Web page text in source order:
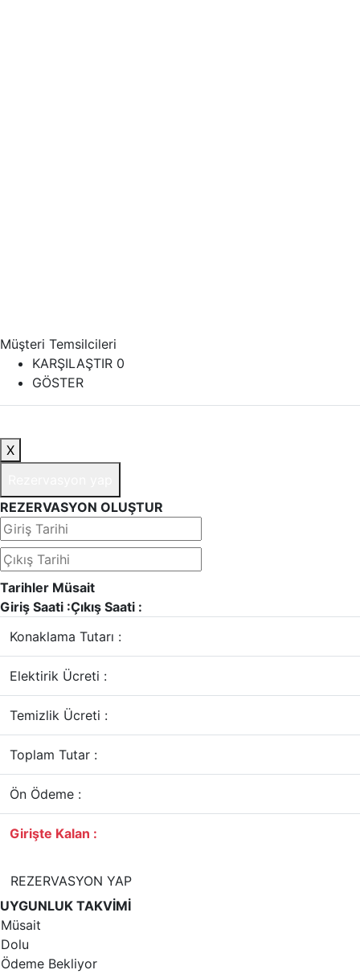
Müşteri Temsilcileri
KARŞILAŞTIR 0
GÖSTER
X
REZERVASYON OLUŞTUR
Tarihler Müsait
Giriş Saati :Çıkış Saati :
Konaklama Tutarı :
Elektirik Ücreti :
Temizlik Ücreti :
Toplam Tutar :
Ön Ödeme :
Girişte Kalan :
REZERVASYON YAP
UYGUNLUK TAKVİMİ
Müsait
Dolu
Ödeme Bekliyor